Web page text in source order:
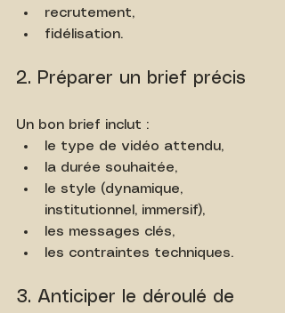
recrutement,
fidélisation.
2. Préparer un brief précis
Un bon brief inclut :
le type de vidéo attendu,
la durée souhaitée,
le style (dynamique,
institutionnel, immersif),
les messages clés,
les contraintes techniques.
3. Anticiper le déroulé de